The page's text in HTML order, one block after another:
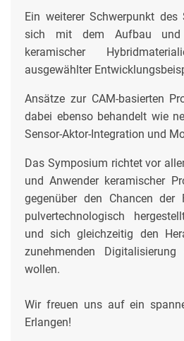
Ein weiterer Schwerpunkt
sich mit dem Aufbau und
keramischer
ausgewählter
Ansätze zur CAM-basierten
dabei ebenso behandelt wie
Sensor-Aktor-Integration und
Das Symposium richtet vor
und Anwender keramischer
gegenüber den Chancen der
pulvertechnologisch
und sich gleichzeitig den
zunehmenden
wollen.
Wir freuen uns auf ein
Erlangen!